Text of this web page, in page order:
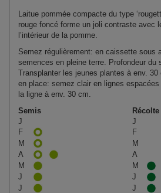
Laitue pommée compacte du type
rouge foncé forme un joli contraste avec
l’intérieur de la pomme.
Semez régulièrement: en caissette sous
semences en pleine terre. Profondeur du
Transplanter les jeunes plantes à env.
en place: semez clair en lignes
la ligne à env. 30 cm.
Semis
Récolte
J
J
F
F
M
M
A
A
M
M
J
J
J
J